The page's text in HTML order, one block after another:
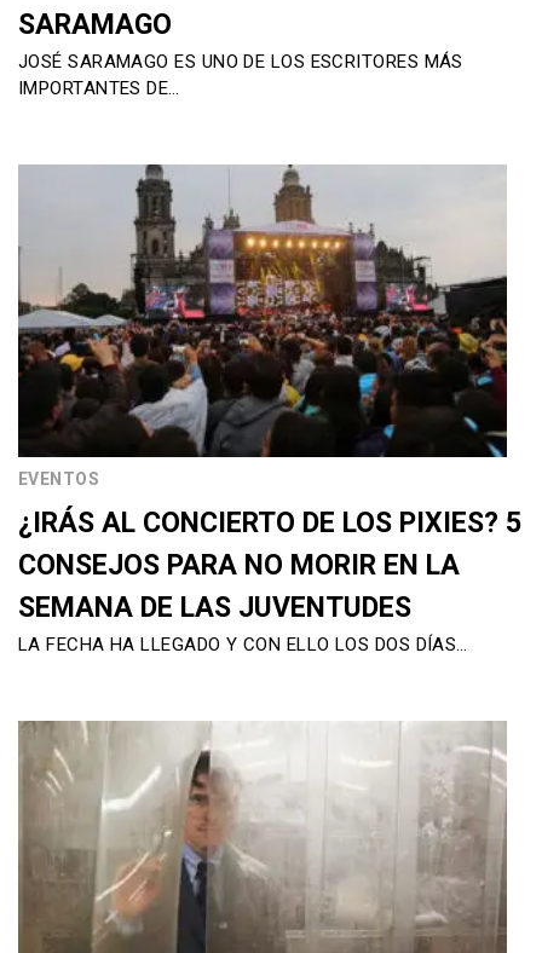
SARAMAGO
JOSÉ SARAMAGO ES UNO DE LOS ESCRITORES MÁS
IMPORTANTES DE…
EVENTOS
¿IRÁS AL CONCIERTO DE LOS PIXIES? 5
CONSEJOS PARA NO MORIR EN LA
SEMANA DE LAS JUVENTUDES
LA FECHA HA LLEGADO Y CON ELLO LOS DOS DÍAS…